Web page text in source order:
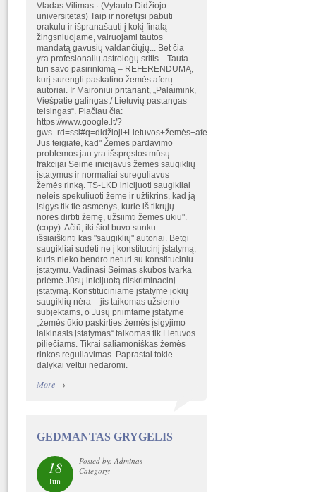
Vladas Vilimas · (Vytauto Didžiojo
universitetas) Taip ir norėtųsi pabūti
orakulu ir išpranašauti į kokį finalą
žingsniuojame, vairuojami tautos
mandatą gavusių valdančiųjų... Bet čia
yra profesionalių astrologų sritis... Tauta
turi savo pasirinkimą – REFERENDUMĄ,
kurį surengti paskatino žemės aferų
autoriai. Ir Maironiui pritariant, „Palaimink,
Viešpatie galingas,/ Lietuvių pastangas
teisingas“. Plačiau čia:
https://www.google.lt/?
gws_rd=ssl#q=didžioji+Lietuvos+žemės+afera
Jūs teigiate, kad" Žemės pardavimo
problemos jau yra išspręstos mūsų
frakcijai Seime inicijavus žemės saugiklių
įstatymus ir normaliai sureguliavus
žemės rinką. TS-LKD inicijuoti saugikliai
neleis spekuliuoti žeme ir užtikrins, kad ją
įsigys tik tie asmenys, kurie iš tikrųjų
norės dirbti žemę, užsiimti žemės ūkiu".
(copy). Ačiū, iki šiol buvo sunku
išsiaiškinti kas "saugiklių" autoriai. Betgi
saugikliai sudėti ne į konstitucinį įstatymą,
kuris nieko bendro neturi su konstituciniu
įstatymu. Vadinasi Seimas skubos tvarka
priėmė Jūsų inicijuotą diskriminacinį
įstatymą. Konstituciniame įstatyme jokių
saugiklių nėra – jis taikomas užsienio
subjektams, o Jūsų priimtame įstatyme
„žemės ūkio paskirties žemės įsigyjimo
laikinasis įstatymas“ taikomas tik Lietuvos
piliečiams. Tikrai saliamoniškas žemės
rinkos reguliavimas. Paprastai tokie
dalykai veltui nedaromi.
More→
GEDMANTAS GRYGELIS
18
Jun
Posted by: Adminas
Category: